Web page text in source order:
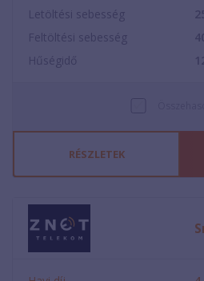
Letöltési sebesség
Feltöltési sebesség
Hűségidő
RÉSZLETEK